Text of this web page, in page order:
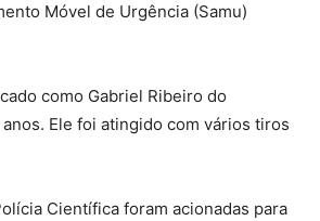
Móvel de Urgência (Samu)
como Gabriel Ribeiro do
Ele foi atingido com vários tiros
Científica foram acionadas para